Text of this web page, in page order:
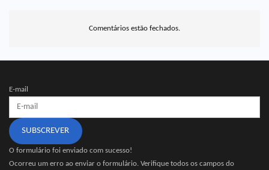
Comentários estão fechados.
E-mail
SUBSCREVER
O formulário foi enviado com sucesso!
Ocorreu um erro ao enviar o formulário. Verifique todos os campos do